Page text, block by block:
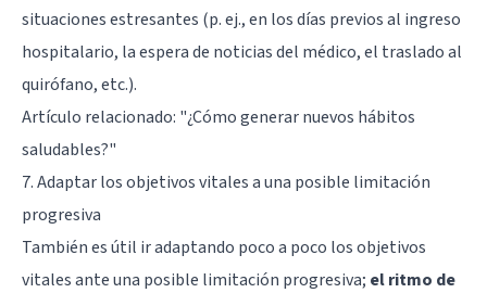
situaciones estresantes (p. ej., en los días previos al ingreso
hospitalario, la espera de noticias del médico, el traslado al
quirófano, etc.).
Artículo relacionado: "¿Cómo generar nuevos hábitos
saludables?"
7. Adaptar los objetivos vitales a una posible limitación
progresiva
También es útil ir adaptando poco a poco los objetivos
vitales ante una posible limitación progresiva; el ritmo de